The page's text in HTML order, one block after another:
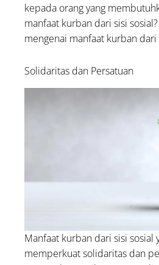
kepada orang yang
manfaat kurban dari sisi
mengenai manfaat kurban
Solidaritas dan Persatuan
Manfaat kurban dari sisi sosial
memperkuat solidaritas dan